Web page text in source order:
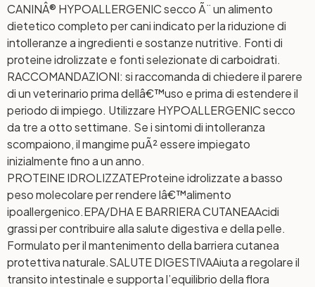
CANINÂ® HYPOALLERGENIC secco Ã¨ un alimento
dietetico completo per cani indicato per la riduzione di
intolleranze a ingredienti e sostanze nutritive. Fonti di
proteine idrolizzate e fonti selezionate di carboidrati.
RACCOMANDAZIONI: si raccomanda di chiedere il parere
di un veterinario prima dellâ€™uso e prima di estendere il
periodo di impiego. Utilizzare HYPOALLERGENIC secco
da tre a otto settimane. Se i sintomi di intolleranza
scompaiono, il mangime puÃ² essere impiegato
inizialmente fino a un anno.
PROTEINE IDROLIZZATEProteine idrolizzate a basso
peso molecolare per rendere lâ€™alimento
ipoallergenico.EPA/DHA E BARRIERA CUTANEAAcidi
grassi per contribuire alla salute digestiva e della pelle.
Formulato per il mantenimento della barriera cutanea
protettiva naturale.SALUTE DIGESTIVAAiuta a regolare il
transito intestinale e supporta l’equilibrio della flora